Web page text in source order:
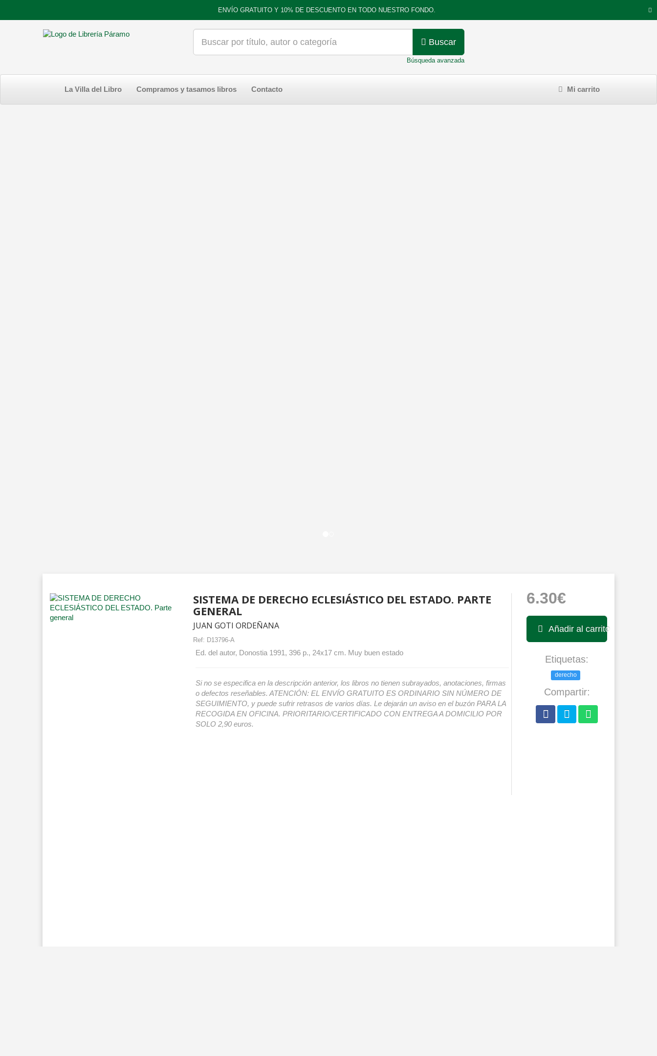
ENVÍO GRATUITO Y 10% DE DESCUENTO EN TODO NUESTRO FONDO.
Buscar
Búsqueda avanzada
La Villa del Libro Compramos y tasamos libros Contacto Mi carrito
SISTEMA DE DERECHO ECLESIÁSTICO DEL ESTADO. PARTE
GENERAL
JUAN GOTI ORDEÑANA
Ref: D13796-A
Ed. del autor, Donostia 1991, 396 p., 24x17 cm. Muy buen estado
Si no se especifica en la descripción anterior, los libros no tienen subrayados, anotaciones, firmas
o defectos reseñables. ATENCIÓN: EL ENVÍO GRATUITO ES ORDINARIO SIN NÚMERO DE
SEGUIMIENTO, y puede sufrir retrasos de varios días. Le dejarán un aviso en el buzón PARA LA
RECOGIDA EN OFICINA. PRIORITARIO/CERTIFICADO CON ENTREGA A DOMICILIO POR
SOLO 2,90 euros.
6.30€
Añadir al carrito
Etiquetas:
derecho
Compartir: